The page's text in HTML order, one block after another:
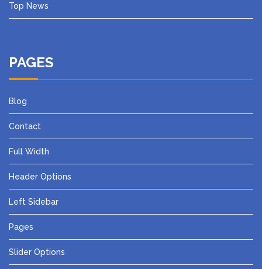
Top News
PAGES
Blog
Contact
Full Width
Header Options
Left Sidebar
Pages
Slider Options